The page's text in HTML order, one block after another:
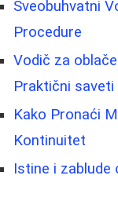
Sveobuhvatni
Procedure
Vodič za
Praktični
Kako Pronaći
Kontinuitet
Istine i zablude